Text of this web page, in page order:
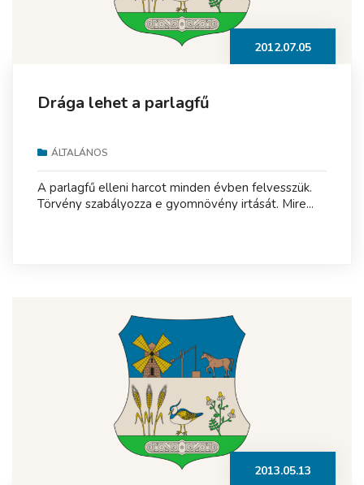
2012.07.05
Drága lehet a parlagfű
ÁLTALÁNOS
A parlagfű elleni harcot minden évben felvesszük.
Törvény szabályozza e gyomnövény irtását. Mire...
2013.05.13